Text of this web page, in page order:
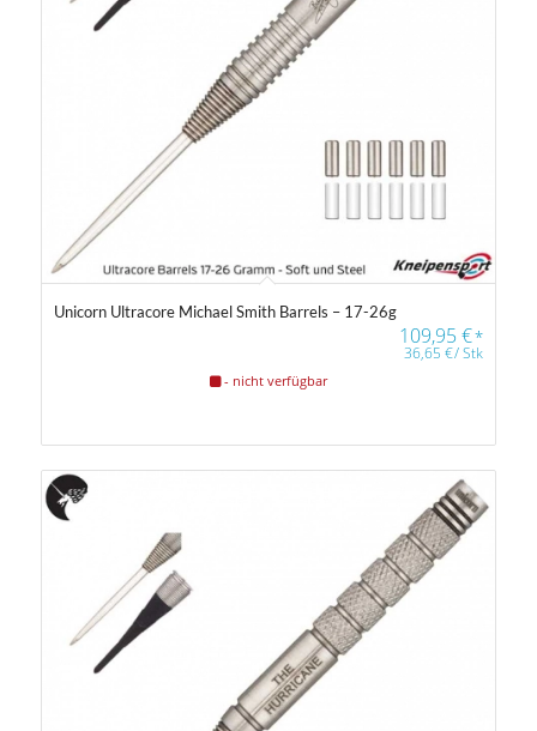
Unicorn Ultracore Michael Smith Barrels – 17-26g
109,95€*
36,65€/Stk
- nicht verfügbar